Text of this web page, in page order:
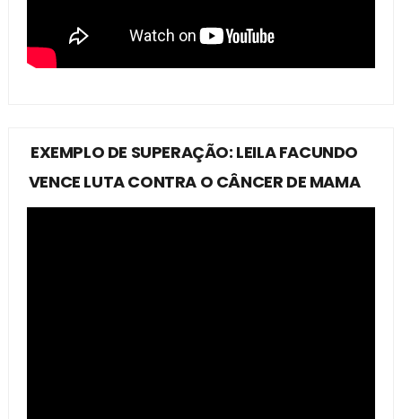
EXEMPLO DE SUPERAÇÃO: LEILA FACUNDO
VENCE LUTA CONTRA O CÂNCER DE MAMA